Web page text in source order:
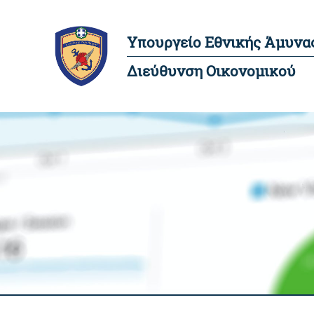
Υπουργείο Εθνικής
Διεύθυνση Οικονομικού